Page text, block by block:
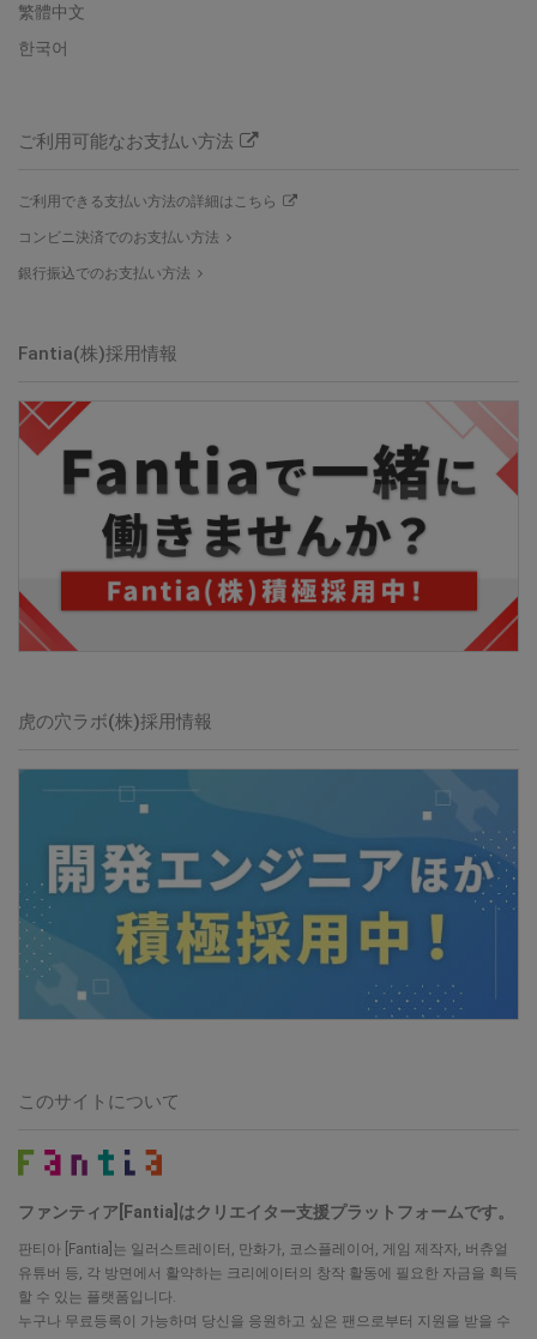
繁體中文
한국어
ご利用可能なお支払い方法
ご利用できる支払い方法の詳細はこちら
コンビニ決済でのお支払い方法
銀行振込でのお支払い方法
Fantia(株)採用情報
虎の穴ラボ(株)採用情報
このサイトについて
ファンティア[Fantia]はクリエイター支援プラットフォームです。
판티아 [Fantia]는 일러스트레이터, 만화가, 코스플레이어, 게임 제작자, 버츄얼
유튜버 등, 각 방면에서 활약하는 크리에이터의 창작 활동에 필요한 자금을 획득
할 수 있는 플랫폼입니다.
누구나 무료등록이 가능하며 당신을 응원하고 싶은 팬으로부터 지원을 받을 수